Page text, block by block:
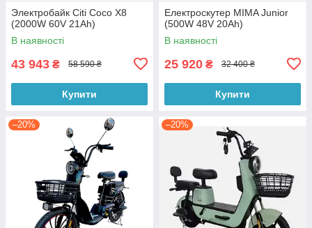
Электробайк Citi Coco X8
(2000W 60V 21Ah)
В наявності
43 943 ₴ 58 590 ₴
Купити
Електроскутер MIMA Junior
(500W 48V 20Ah)
В наявності
25 920 ₴ 32 400 ₴
Купити
–20% –20%